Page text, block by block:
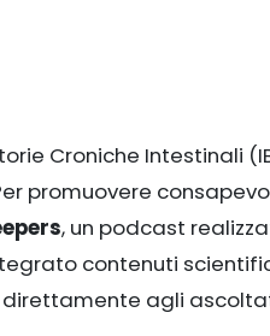
Croniche Intestinali
promuovere
, un podcast
contenuti
agli